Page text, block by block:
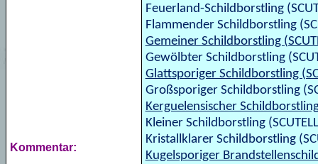
Kommentar:
Feuerland-Schildborstling
Flammender Schildborstling
Gemeiner Schildborstling
Gewölbter Schildborstling
Glattsporiger Schildborstling
Großsporiger Schildborstling
Kerguelensischer Schildborstling
Kleiner Schildborstling
Kristallklarer Schildborstling
Kugelsporiger